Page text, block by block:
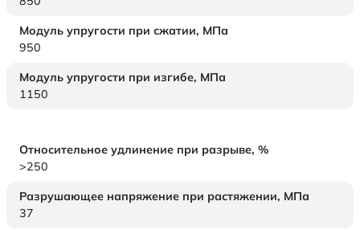
Модуль упругости при сжатии, МПа
950
Модуль упругости при изгибе, МПа
1150
Относительное удлинение при разрыве, %
>250
Разрушающее напряжение при растяжении, МПа
37